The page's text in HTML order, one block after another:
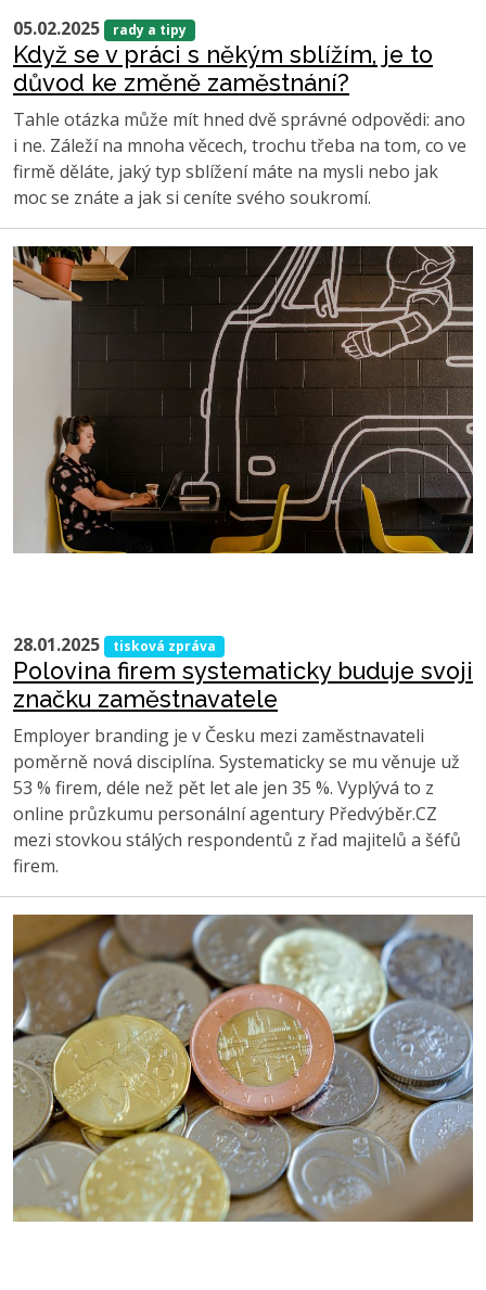
05.02.2025 rady a tipy
Když se v práci s někým sblížím, je to
důvod ke změně zaměstnání?
Tahle otázka může mít hned dvě správné odpovědi: ano
i ne. Záleží na mnoha věcech, trochu třeba na tom, co ve
firmě děláte, jaký typ sblížení máte na mysli nebo jak
moc se znáte a jak si ceníte svého soukromí.
28.01.2025 tisková zpráva
Polovina firem systematicky buduje svoji
značku zaměstnavatele
Employer branding je v Česku mezi zaměstnavateli
poměrně nová disciplína. Systematicky se mu věnuje už
53 % firem, déle než pět let ale jen 35 %. Vyplývá to z
online průzkumu personální agentury Předvýběr.CZ
mezi stovkou stálých respondentů z řad majitelů a šéfů
firem.